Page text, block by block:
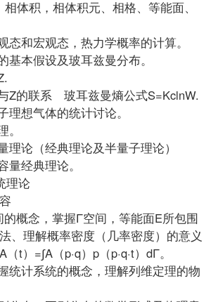
，相体积元、相格、等能面、
和宏观态，热力学概率的计算。
本假设及玻耳兹曼分布。
的联系 玻耳兹曼熵公式S=KclnW.
想气体的统计讨论。
论（经典理论及半量子理论）
经典理论。
论
概念，掌握Γ空间，等能面E所包围
、理解概率密度（几率密度）的意义
t）=∫A（p·q）p（p·q·t）dΓ。
计系统的概念，理解列维定理的物